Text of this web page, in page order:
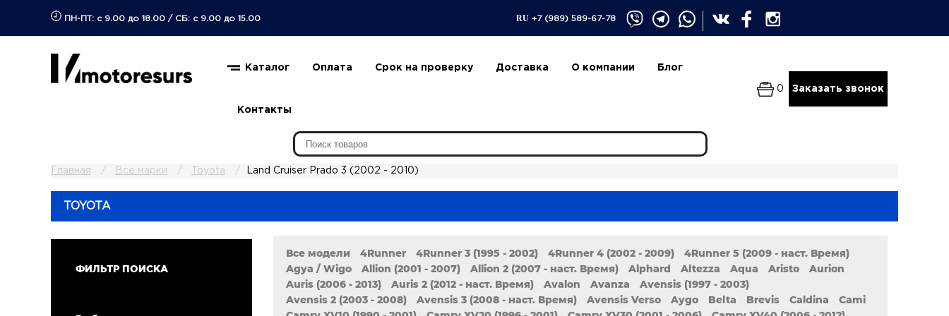
ПН-ПТ: с 9.00 до 18.00 / СБ: с 9.00 до 15.00 RU +7 (989) 589-67-78
Каталог Оплата Срок на проверку Доставка О компании Блог
Контакты
0 Заказать звонок
Главная Все марки Toyota Land Cruiser Prado 3 (2002 - 2010)
TOYOTA
ФИЛЬТР ПОИСКА
Все модели 4Runner 4Runner 3 (1995 - 2002) 4Runner 4 (2002 - 2009)
4Runner 5 (2009 - наст. Время)
Agya / Wigo
Allion (2001 - 2007) Allion 2 (2007 - наст. Время) Alphard Altezza Aqua Aristo
Aurion
Auris (2006 - 2013)
Auris 2 (2012 - наст. Время) Avalon Avanza
Avensis (1997 - 2003)
Avensis 2 (2003 - 2008)
Avensis 3 (2008 - наст. Время) Avensis Verso Aygo Belta Brevis Caldina
Cami